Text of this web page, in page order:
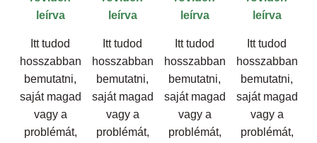
leírva
Itt tudod
hosszabban
bemutatni,
saját magad
vagy a
problémát,
leírva
Itt tudod
hosszabban
bemutatni,
saját magad
vagy a
problémát,
leírva
Itt tudod
hosszabban
bemutatni,
saját magad
vagy a
problémát,
leírva
Itt tudod
hosszabban
bemutatni,
saját magad
vagy a
problémát,